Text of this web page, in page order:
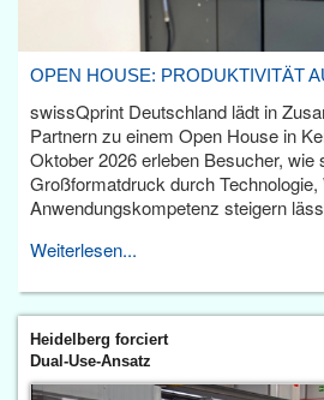
OPEN HOUSE: PRODUKTIVITÄT
swissQprint Deutschland lädt in
Partnern zu einem Open House in
Oktober 2026 erleben Besucher, wie
Großformatdruck durch
Anwendungskompetenz steigern
Weiterlesen...
Heidelberg forciert
Dual-Use-Ansatz